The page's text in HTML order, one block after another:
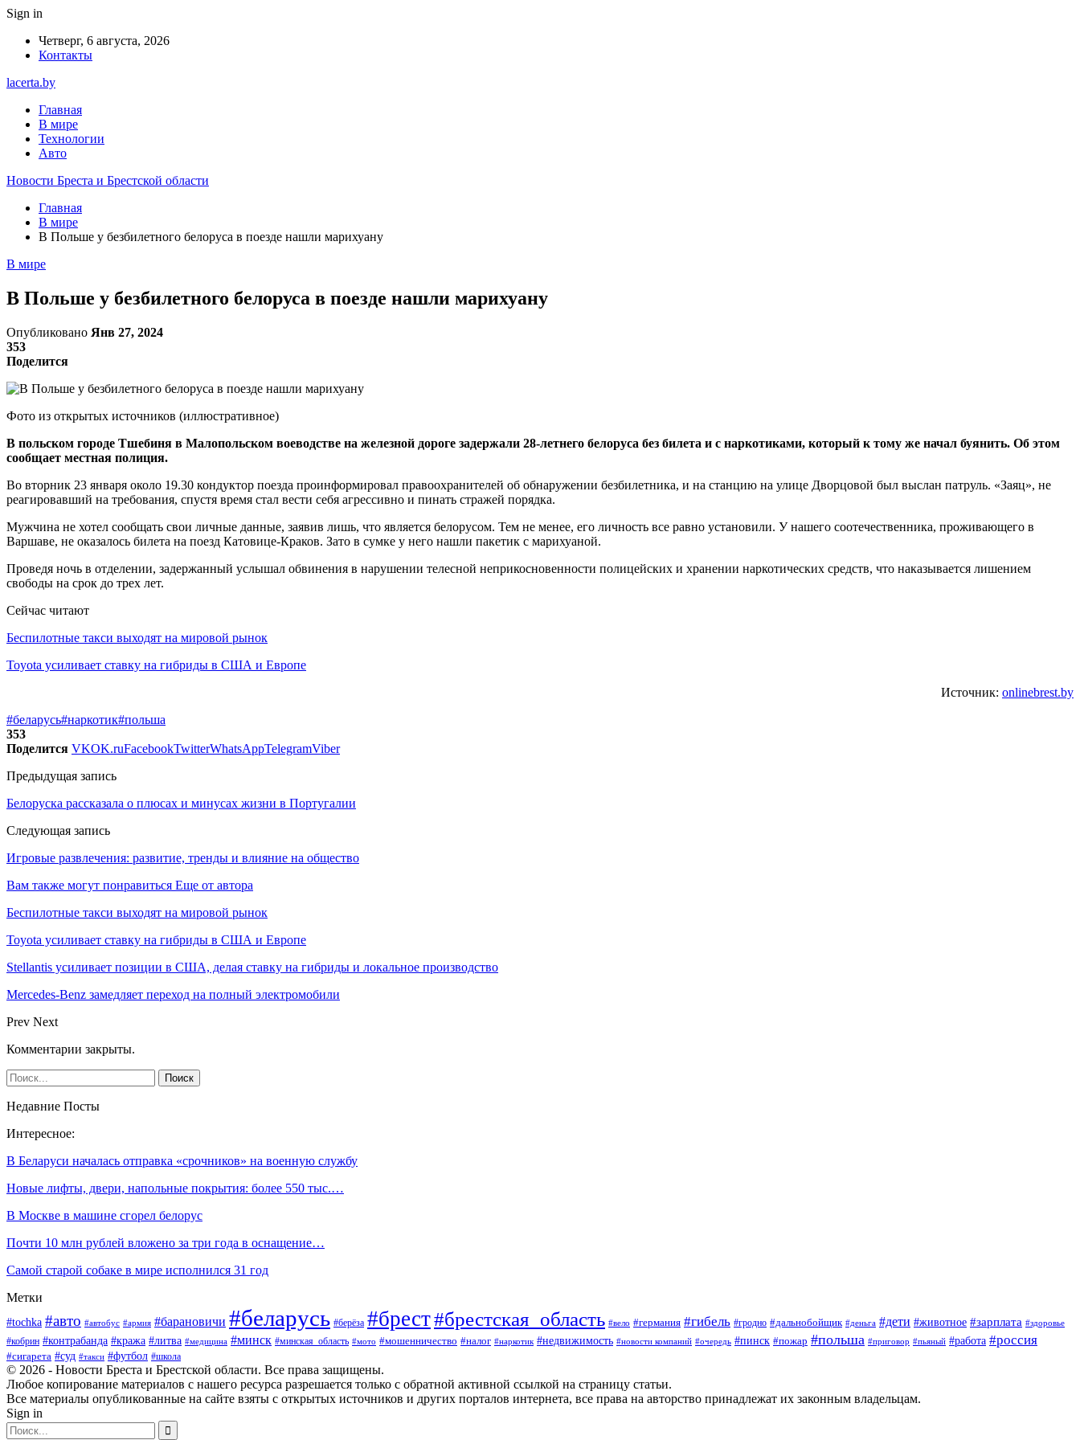
Sign in
Четверг, 6 августа, 2026
Контакты
lacerta.by
Главная
В мире
Технологии
Авто
Новости Бреста и Брестской области
Главная
В мире
В Польше у безбилетного белоруса в поезде нашли марихуану
В мире
В Польше у безбилетного белоруса в поезде нашли марихуану
Опубликовано Янв 27, 2024
353
Поделится
Фото из открытых источников (иллюстративное)
В польском городе Тшебиня в Малопольском воеводстве на железной дороге задержали 28-летнего белоруса без билета и с наркотиками, который к тому же начал буянить. Об этом
сообщает местная полиция.
Во вторник 23 января около 19.30 кондуктор поезда проинформировал правоохранителей об обнаружении безбилетника, и на станцию на улице Дворцовой был выслан патруль. «Заяц», не
реагировавший на требования, спустя время стал вести себя агрессивно и пинать стражей порядка.
Мужчина не хотел сообщать свои личные данные, заявив лишь, что является белорусом. Тем не менее, его личность все равно установили. У нашего соотечественника, проживающего в
Варшаве, не оказалось билета на поезд Катовице-Краков. Зато в сумке у него нашли пакетик с марихуаной.
Проведя ночь в отделении, задержанный услышал обвинения в нарушении телесной неприкосновенности полицейских и хранении наркотических средств, что наказывается лишением
свободы на срок до трех лет.
Сейчас читают
Беспилотные такси выходят на мировой рынок
Toyota усиливает ставку на гибриды в США и Европе
Источник: onlinebrest.by
#беларусь#наркотик#польша
353
Поделится VKOK.ruFacebookTwitterWhatsAppTelegramViber
Предыдущая запись
Белоруска рассказала о плюсах и минусах жизни в Португалии
Следующая запись
Игровые развлечения: развитие, тренды и влияние на общество
Вам также могут понравиться Еще от автора
Беспилотные такси выходят на мировой рынок
Toyota усиливает ставку на гибриды в США и Европе
Stellantis усиливает позиции в США, делая ставку на гибриды и локальное производство
Mercedes-Benz замедляет переход на полный электромобили
Prev Next
Комментарии закрыты.
Недавние Посты
Интересное:
В Беларуси началась отправка «срочников» на военную службу
Новые лифты, двери, напольные покрытия: более 550 тыс.…
В Москве в машине сгорел белорус
Почти 10 млн рублей вложено за три года в оснащение…
Самой старой собаке в мире исполнился 31 год
Метки
#tochka #авто #автобус #армия #барановичи #беларусь #берёза #брест#брестская_область #вело #германия #гибель #гродно #дальнобойщик #деньга #дети #животное #зарплата #здоровье
#кобрин #контрабанда #кража #литва #медицина #минск #минская_область #мото #мошенничество #налог #наркотик #недвижимость #новости компаний #очередь #пинск #пожар #польша #приговор #пьяный #работа #россия
#сигарета #суд #такси #футбол #школа
© 2026 - Новости Бреста и Брестской области. Все права защищены.
Любое копирование материалов с нашего ресурса разрешается только с обратной активной ссылкой на страницу статьи.
Все материалы опубликованные на сайте взяты с открытых источников и других порталов интернета, все права на авторство принадлежат их законным владельцам.
Sign in